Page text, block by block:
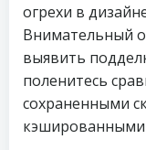
огрехи в
Внимательный
выявить
поленитесь
сохраненными